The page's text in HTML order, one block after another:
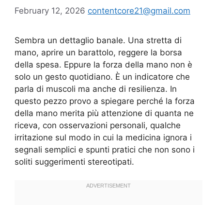
February 12, 2026 contentcore21@gmail.com
Sembra un dettaglio banale. Una stretta di
mano, aprire un barattolo, reggere la borsa
della spesa. Eppure la forza della mano non è
solo un gesto quotidiano. È un indicatore che
parla di muscoli ma anche di resilienza. In
questo pezzo provo a spiegare perché la forza
della mano merita più attenzione di quanta ne
riceva, con osservazioni personali, qualche
irritazione sul modo in cui la medicina ignora i
segnali semplici e spunti pratici che non sono i
soliti suggerimenti stereotipati.